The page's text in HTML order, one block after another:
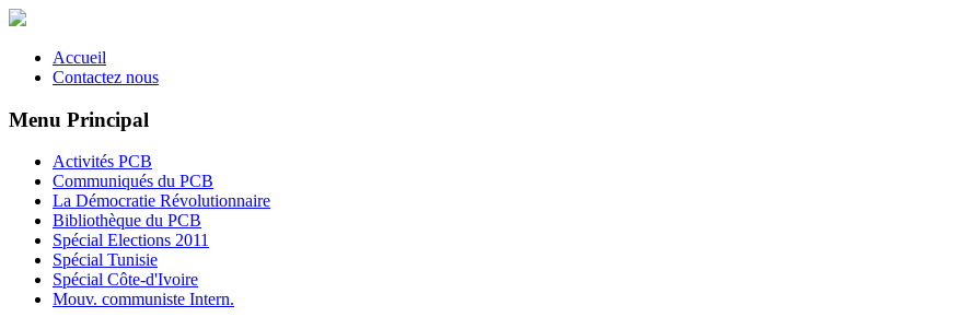
Accueil
Contactez nous
Menu Principal
Activités PCB
Communiqués du PCB
La Démocratie Révolutionnaire
Bibliothèque du PCB
Spécial Elections 2011
Spécial Tunisie
Spécial Côte-d'Ivoire
Mouv. communiste Intern.